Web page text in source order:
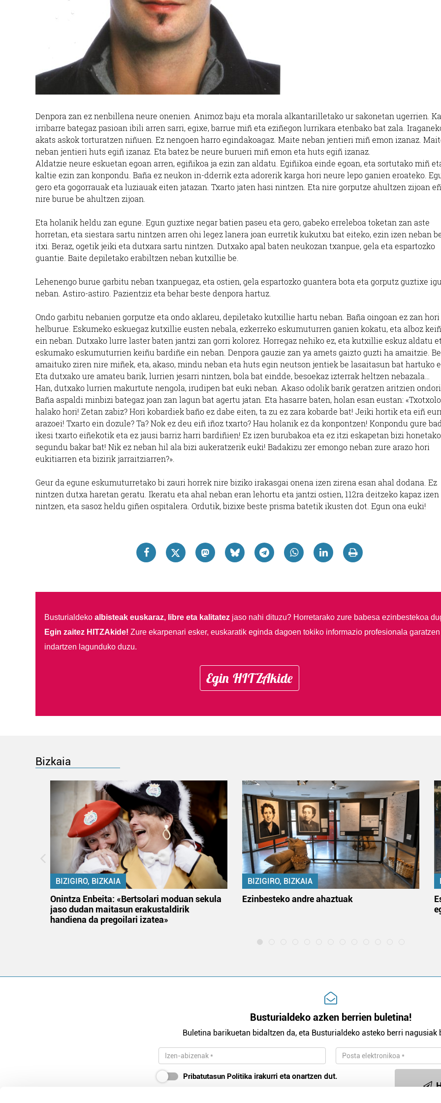
Denpora zan ez nenbillena neure onenien. Animoz baju eta morala alkantarilletako ur sakonetan ugerrien.
irribarre bategaz pasioan ibili arren sarri, egixe, barrue miñ eta eziñegon lurrikara etenbako bat zala.
akats askok torturatzen niñuen. Ez nengoen harro egindakoagaz. Maite neban jentieri miñ emon izanaz.
neban jentieri huts egiñ izanaz. Eta batez be neure burueri miñ emon eta huts egiñ izanaz.
Aldatzie neure eskuetan egoan arren, egiñikoa ja ezin zan aldatu. Egiñikoa einde egoan, eta sortutako miñ
kaltie ezin zan konpondu. Baña ez neukon in-dderrik ezta adorerik karga hori neure lepo ganien eroateko.
gero eta gogorrauak eta luziauak eiten jatazan. Txarto jaten hasi nintzen. Eta nire gorputze ahultzen zijoan
nire burue be ahultzen zijoan.
Eta holanik heldu zan egune. Egun guztixe negar batien paseu eta gero, gabeko erreleboa toketan zan aste
horretan, eta siestara sartu nintzen arren ohi legez lanera joan eurretik kukutxu bat eiteko, ezin izen neban
itxi. Beraz, ogetik jeiki eta dutxara sartu nintzen. Dutxako apal baten neukozan txanpue, gela eta espartozko
guantie. Baite depiletako erabiltzen neban kutxillie be.
Lehenengo burue garbitu neban txanpuegaz, eta ostien, gela espartozko guantera bota eta gorputz guztixe
neban. Astiro-astiro. Pazientziz eta behar beste denpora hartuz.
Ondo garbitu nebanien gorputze eta ondo aklareu, depiletako kutxillie hartu neban. Baña oingoan ez zan hori
helburue. Eskumeko eskuegaz kutxillie eusten nebala, ezkerreko eskumuturren ganien kokatu, eta alboz
ein neban. Dutxako lurre laster baten jantzi zan gorri kolorez. Horregaz nehiko ez, eta kutxillie eskuz aldatu
eskumako eskumuturrien keiñu bardiñe ein neban. Denpora gauzie zan ya amets gaizto guzti ha amaitzie.
amaituko ziren nire miñek, eta, akaso, mindu neban eta huts egin neutson jentiek be lasaitasun bat hartuko
Eta dutxako ure amateu barik, lurrien jesarri nintzen, bola bat eindde, besoekaz izterrak heltzen nebazala…
Han, dutxako lurrien makurtute nengola, irudipen bat euki neban. Akaso odolik barik geratzen aritzien
Baña aspaldi minbizi bategaz joan zan lagun bat agertu jatan. Eta hasarre baten, holan esan eustan: «Txotxolo
halako hori! Zetan zabiz? Hori kobardiek baño ez dabe eiten, ta zu ez zara kobarde bat! Jeiki hortik eta eiñ
arazoei! Txarto ein dozule? Ta? Nok ez deu eiñ iñoz txarto? Hau holanik ez da konpontzen! Konpondu gure
ikesi txarto eiñekotik eta ez jausi barriz harri bardiñien! Ez izen burubakoa eta ez itzi eskapetan bizi honetako
segundu bakar bat! Nik ez neban hil ala bizi aukeratzerik euki! Badakizu zer emongo neban zure arazo hori
eukitiarren eta bizirik jarraitziarren?».
Geur da egune eskumuturretako bi zauri horrek nire biziko irakasgai onena izen zirena esan ahal dodana. Ez
nintzen dutxa haretan geratu. Ikeratu eta ahal neban eran lehortu eta jantzi ostien, 112ra deitzeko kapaz izen
nintzen, eta sasoz heldu giñen ospitalera. Ordutik, bizixe beste prisma batetik ikusten dot. Egun ona euki!
Busturialdeko albisteak euskaraz, libre eta kalitatezjaso nahi dituzu? Horretarako zure babesa ezinbestekoa
Egin zaitez HITZAkide! Zure ekarpenari esker, euskaratik eginda dagoen tokiko informazio profesionala garatzen
indartzen lagunduko duzu.
Egin HITZAkide
Bizkaia
BIZIGIRO, BIZKAIA
Onintza Enbeita: «Bertsolari moduan sekula
jaso dudan maitasun erakustaldirik
handiena da pregoilari izatea»
BIZIGIRO, BIZKAIA
Ezinbesteko andre ahaztuak
Busturialdeko azken berrien buletina!
Buletina barikuetan bidaltzen da, eta Busturialdeko asteko berri nagusiak
Pribatutasun Politika irakurri eta onartzen dut.